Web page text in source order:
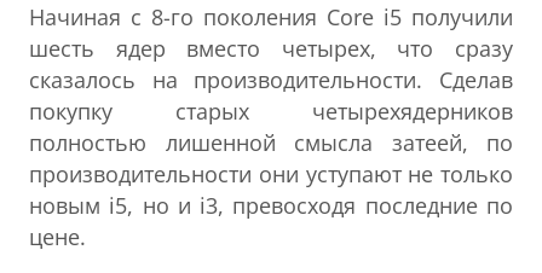
Начиная с 8-го поколения Core i5 получили
шесть ядер вместо четырех, что сразу
сказалось на производительности. Сделав
покупку старых четырехядерников
полностью лишенной смысла затеей, по
производительности они уступают не только
новым i5, но и i3, превосходя последние по
цене.